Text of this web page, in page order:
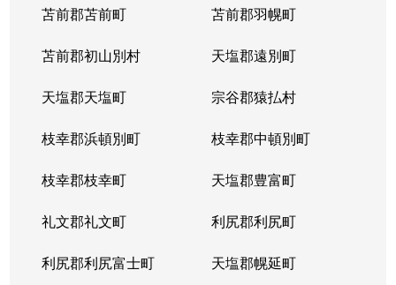
苫前郡苫前町 苫前郡羽幌町
苫前郡初山別村 天塩郡遠別町
天塩郡天塩町 宗谷郡猿払村
枝幸郡浜頓別町 枝幸郡中頓別町
枝幸郡枝幸町 天塩郡豊富町
礼文郡礼文町 利尻郡利尻町
利尻郡利尻富士町 天塩郡幌延町